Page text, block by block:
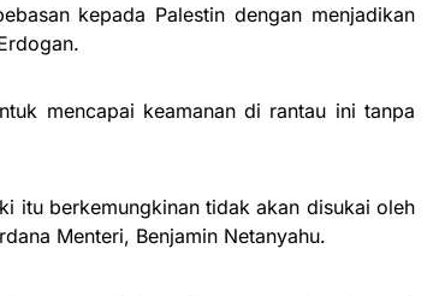
kepada Palestin dengan menjadikan
mencapai keamanan di rantau ini tanpa
itu berkemungkinan tidak akan disukai oleh
Menteri, Benjamin Netanyahu.